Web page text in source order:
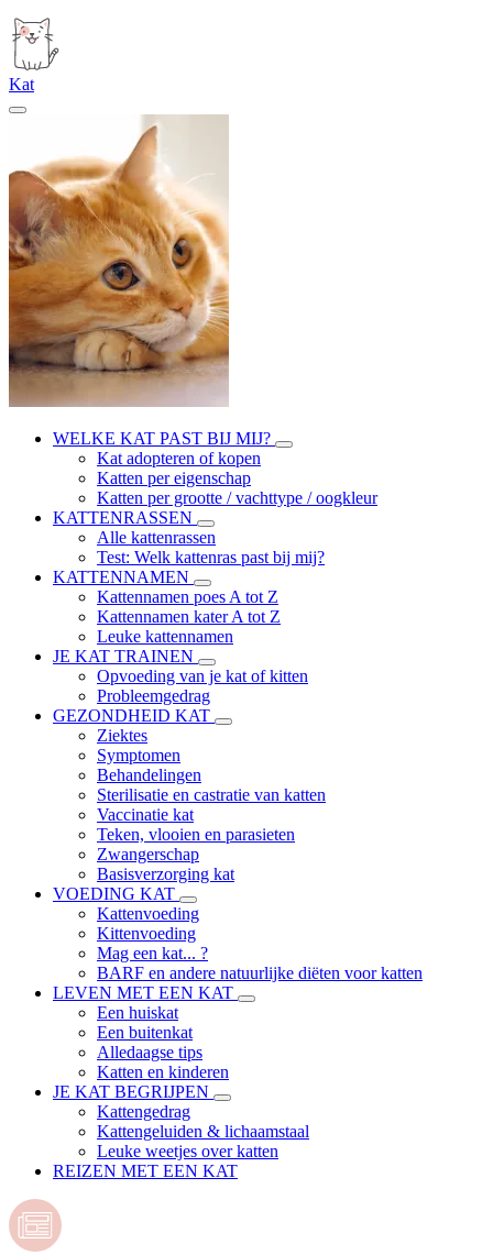
Kat
WELKE KAT PAST BIJ MIJ?
Kat adopteren of kopen
Katten per eigenschap
Katten per grootte / vachttype / oogkleur
KATTENRASSEN
Alle kattenrassen
Test: Welk kattenras past bij mij?
KATTENNAMEN
Kattennamen poes A tot Z
Kattennamen kater A tot Z
Leuke kattennamen
JE KAT TRAINEN
Opvoeding van je kat of kitten
Probleemgedrag
GEZONDHEID KAT
Ziektes
Symptomen
Behandelingen
Sterilisatie en castratie van katten
Vaccinatie kat
Teken, vlooien en parasieten
Zwangerschap
Basisverzorging kat
VOEDING KAT
Kattenvoeding
Kittenvoeding
Mag een kat... ?
BARF en andere natuurlijke diëten voor katten
LEVEN MET EEN KAT
Een huiskat
Een buitenkat
Alledaagse tips
Katten en kinderen
JE KAT BEGRIJPEN
Kattengedrag
Kattengeluiden & lichaamstaal
Leuke weetjes over katten
REIZEN MET EEN KAT